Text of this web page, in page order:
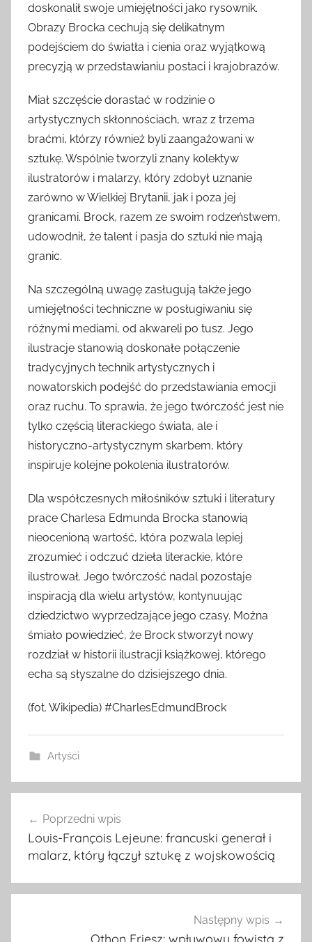
doskonalił swoje umiejętności jako rysownik.
Obrazy Brocka cechują się delikatnym
podejściem do światła i cienia oraz wyjątkową
precyzją w przedstawianiu postaci i krajobrazów.
Miał szczęście dorastać w rodzinie o
artystycznych skłonnościach, wraz z trzema
braćmi, którzy również byli zaangażowani w
sztukę. Wspólnie tworzyli znany kolektyw
ilustratorów i malarzy, który zdobył uznanie
zarówno w Wielkiej Brytanii, jak i poza jej
granicami. Brock, razem ze swoim rodzeństwem,
udowodnił, że talent i pasja do sztuki nie mają
granic.
Na szczególną uwagę zasługują także jego
umiejętności techniczne w posługiwaniu się
różnymi mediami, od akwareli po tusz. Jego
ilustracje stanowią doskonałe połączenie
tradycyjnych technik artystycznych i
nowatorskich podejść do przedstawiania emocji
oraz ruchu. To sprawia, że jego twórczość jest nie
tylko częścią literackiego świata, ale i
historyczno-artystycznym skarbem, który
inspiruje kolejne pokolenia ilustratorów.
Dla współczesnych miłośników sztuki i literatury
prace Charlesa Edmunda Brocka stanowią
nieocenioną wartość, która pozwala lepiej
zrozumieć i odczuć dzieła literackie, które
ilustrował. Jego twórczość nadal pozostaje
inspiracją dla wielu artystów, kontynuując
dziedzictwo wyprzedzające jego czasy. Można
śmiało powiedzieć, że Brock stworzył nowy
rozdział w historii ilustracji książkowej, którego
echa są słyszalne do dzisiejszego dnia.
(fot. Wikipedia) #CharlesEdmundBrock
Artyści
wpisu
Poprzedni wpis
Louis-François Lejeune: francuski generał i
malarz, który łączył sztukę z wojskowością
Następny wpis